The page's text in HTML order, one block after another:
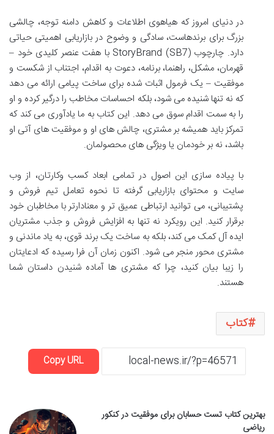
در دنیای امروز که هیاهوی اطلاعات و کاهش دامنه توجه، چالشی
بزرگ برای برندهاست، سادگی و وضوح در بازاریابی اهمیتی حیاتی
دارد. چارچوب StoryBrand (SB7) با هفت عنصر کلیدی خود –
قهرمان، مشکل، راهنما، برنامه، دعوت به اقدام، اجتناب از شکست و
موفقیت – یک فرمول اثبات شده برای ساخت پیامی ارائه می دهد
که نه تنها شنیده می شود، بلکه احساسات مخاطب را درگیر کرده و او
را به سمت اقدام سوق می دهد. این کتاب به ما یادآوری می کند که
تمرکز باید همیشه بر مشتری، چالش های او و موفقیت های آتی او
باشد، نه بر خودمان یا ویژگی های محصولمان.
با پیاده سازی این اصول در تمامی ابعاد کسب وکارتان، از وب
سایت و محتوای بازاریابی گرفته تا نحوه تعامل تیم فروش و
پشتیبانی، می توانید ارتباطی عمیق تر و معنادارتر با مخاطبان خود
برقرار کنید. این رویکرد نه تنها به افزایش فروش و جذب مشتریان
ایده آل کمک می کند، بلکه به ساخت یک برند قوی، به یاد ماندنی و
مشتری محور منجر می شود. اکنون زمان آن فرا رسیده که ادعایتان
را زیبا بیان کنید، چرا که مشتری ها آماده شنیدن داستان شما
هستند.
کتاب
Copy URL
بهترین کتاب تست حسابان برای موفقیت در کنکور
ریاضی